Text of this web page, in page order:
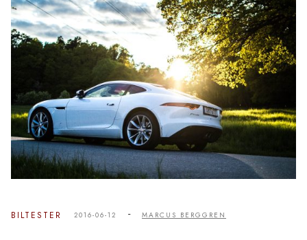
BILTESTER 2016-06-12 - MARCUS BERGGREN